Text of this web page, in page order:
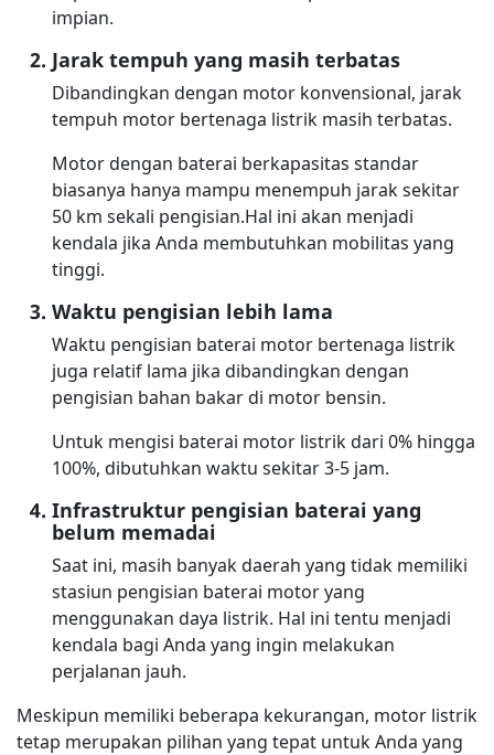
impian.
Jarak tempuh yang masih terbatas
Dibandingkan dengan motor konvensional, jarak
tempuh motor bertenaga listrik masih terbatas.
Motor dengan baterai berkapasitas standar
biasanya hanya mampu menempuh jarak sekitar
50 km sekali pengisian.Hal ini akan menjadi
kendala jika Anda membutuhkan mobilitas yang
tinggi.
Waktu pengisian lebih lama
Waktu pengisian baterai motor bertenaga listrik
juga relatif lama jika dibandingkan dengan
pengisian bahan bakar di motor bensin.
Untuk mengisi baterai motor listrik dari 0% hingga
100%, dibutuhkan waktu sekitar 3-5 jam.
Infrastruktur pengisian baterai yang
belum memadai
Saat ini, masih banyak daerah yang tidak memiliki
stasiun pengisian baterai motor yang
menggunakan daya listrik. Hal ini tentu menjadi
kendala bagi Anda yang ingin melakukan
perjalanan jauh.
Meskipun memiliki beberapa kekurangan, motor listrik
tetap merupakan pilihan yang tepat untuk Anda yang